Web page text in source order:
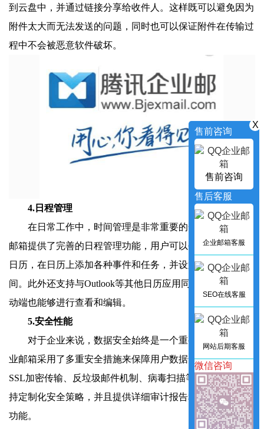
到云盘中，并通过链接分享给收件人。这样既可以避免因为
附件太大而无法发送的问题，同时也可以保证附件在传输过
程中不会被恶意软件破坏。
4.日程管理
在日常工作中，时间管理是非常重要的一环。腾讯企业
邮箱提供了完善的日程管理功能，用户可以创建个人或共享
日历，在日历上添加各种事件和任务，并设置提醒方式和时
间。此外还支持与Outlook等其他日历应用同步，并且在移
动端也能够进行查看和编辑。
5.安全性能
对于企业来说，数据安全始终是一个重要问题。腾讯企
业邮箱采用了多重安全措施来保障用户数据安全。例如支持
SSL加密传输、反垃圾邮件机制、病毒扫描等等。同时还支
持定制化安全策略，并且提供详细审计报告和操作日志查询
功能。
X
售前咨询
售前咨询
售后客服
企业邮箱客服
SEO在线客服
网站后期客服
微信咨询